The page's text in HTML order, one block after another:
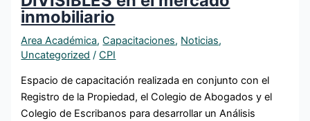
inmobiliario
Area Académica,Capacitaciones, Noticias,
Uncategorized /CPI
Espacio de capacitación realizada en conjunto con el
Registro de la Propiedad, el Colegio de Abogados y el
Colegio de Escribanos para desarrollar un Análisis